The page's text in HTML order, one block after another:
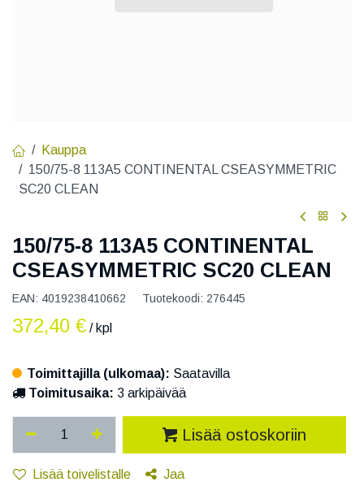
Kauppa
150/75-8 113A5 CONTINENTAL CSEASYMMETRIC
SC20 CLEAN
150/75-8 113A5 CONTINENTAL
CSEASYMMETRIC SC20 CLEAN
EAN: 4019238410662 Tuotekoodi: 276445
372,40 € / kpl
Toimittajilla (ulkomaa): Saatavilla
Toimitusaika: 3 arkipäivää
Lisää ostoskoriin
Lisää toivelistalle Jaa